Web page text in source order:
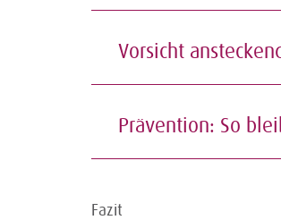
Vorsicht
Prävention: So
Fazit